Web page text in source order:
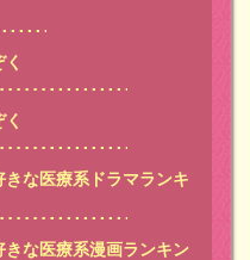
な医療系ドラマランキ
な医療系漫画ランキン